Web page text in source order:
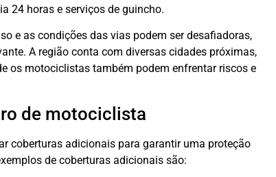
24 horas e serviços de guincho.
e as condições das vias podem ser desafiadoras,
A região conta com diversas cidades próximas,
os motociclistas também podem enfrentar riscos e
de motociclista
coberturas adicionais para garantir uma proteção
de coberturas adicionais são: